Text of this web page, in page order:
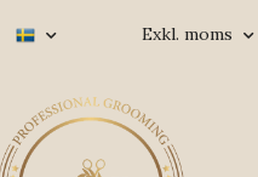
Exkl. moms